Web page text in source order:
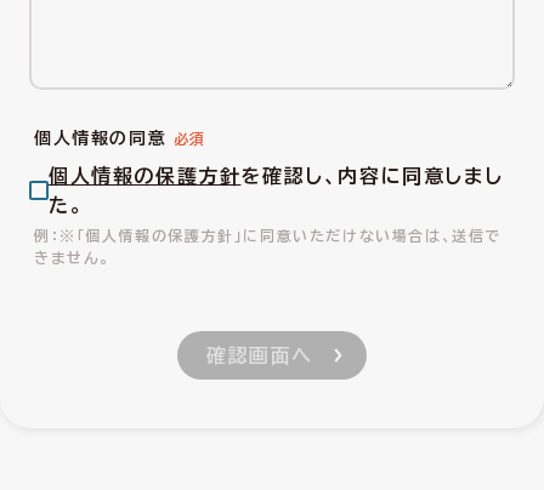
個人情報の同意
個人情報の保護方針を確認し、内容に同意しまし
た。
※「個人情報の保護方針」に同意いただけない場合は、送信で
きません。